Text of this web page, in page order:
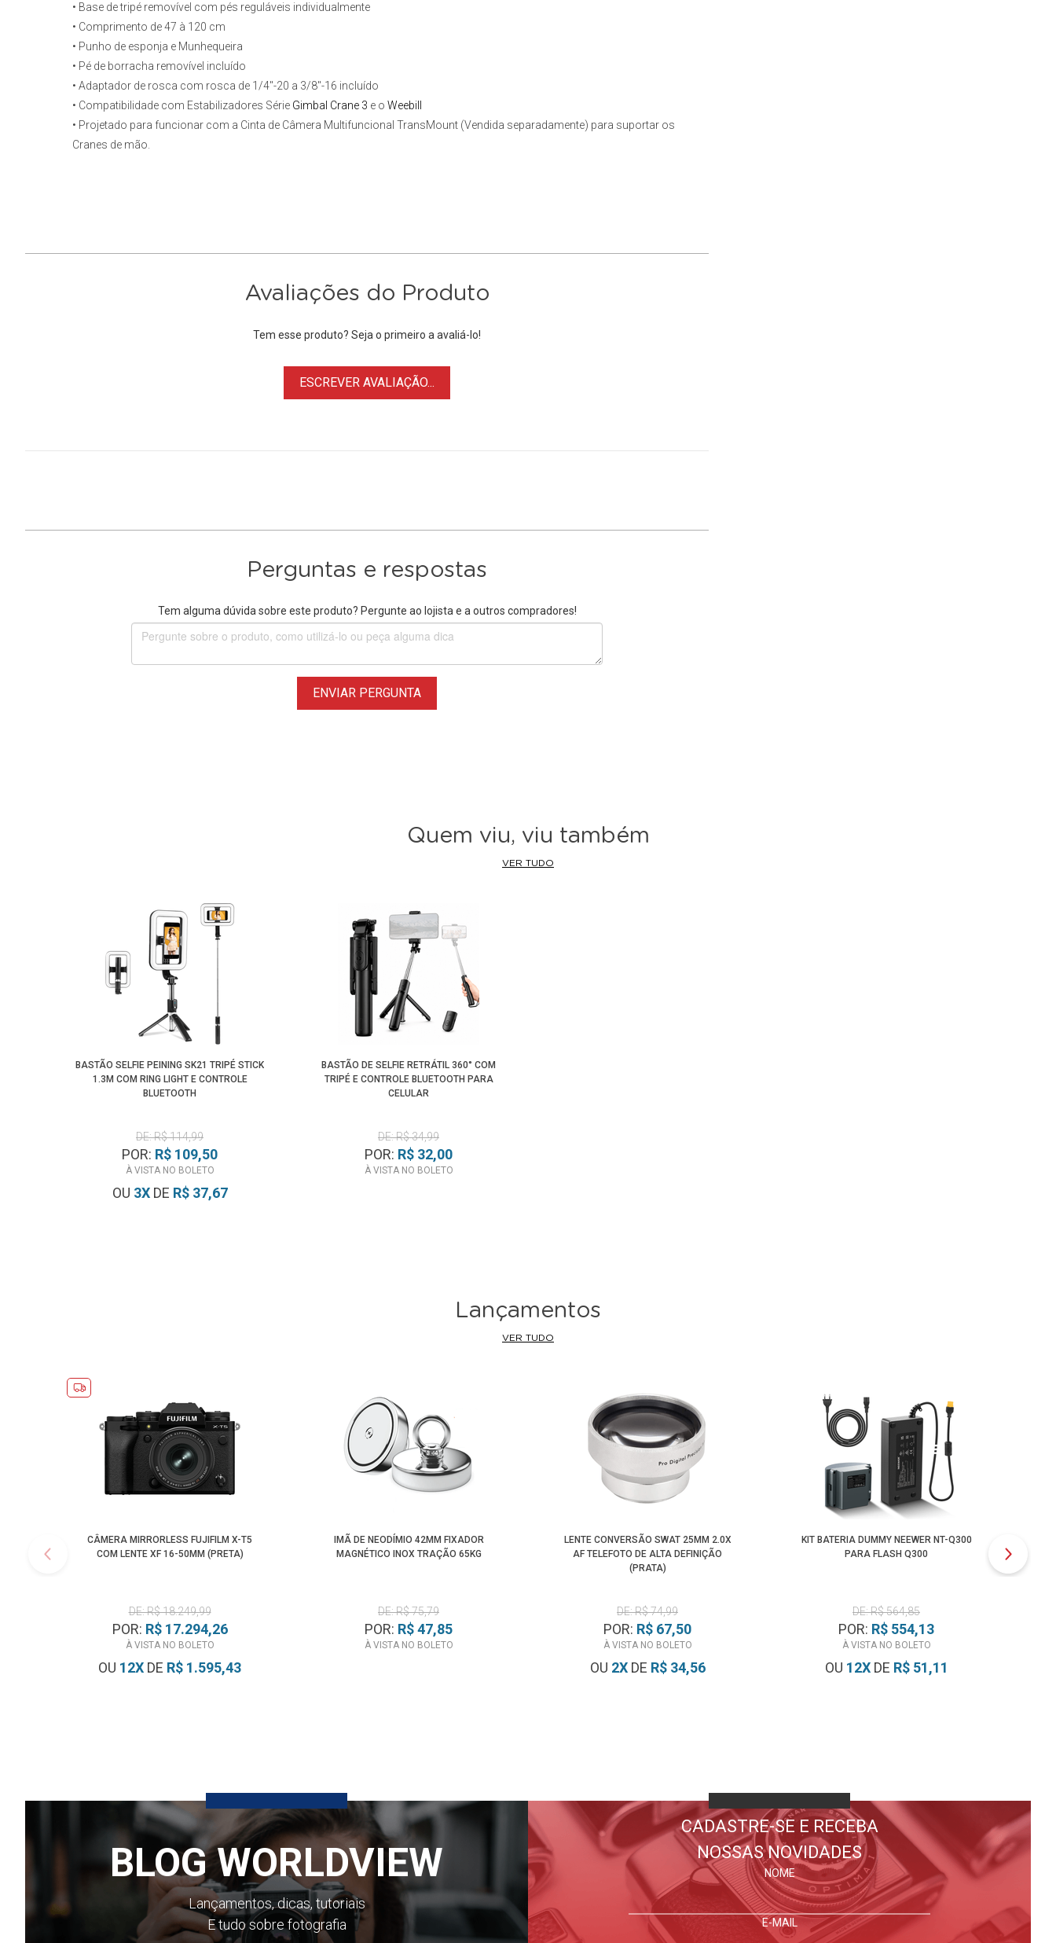
• Base de tripé removível com pés reguláveis individualmente
• Comprimento de 47 à 120 cm
• Punho de esponja e Munhequeira
• Pé de borracha removível incluído
• Adaptador de rosca com rosca de 1/4"-20 a 3/8"-16 incluído
• Compatibilidade com Estabilizadores Série Gimbal Crane 3 e o Weebill
• Projetado para funcionar com a Cinta de Câmera Multifuncional TransMount (Vendida separadamente) para suportar os
Cranes de mão.
Avaliações do Produto
Tem esse produto? Seja o primeiro a avaliá-lo!
ESCREVER AVALIAÇÃO...
Perguntas e respostas
Tem alguma dúvida sobre este produto? Pergunte ao lojista e a outros compradores!
ENVIAR PERGUNTA
Quem viu, viu também
VER TUDO
BASTÃO SELFIE PEINING SK21 TRIPÉ STICK
1.3M COM RING LIGHT E CONTROLE
BLUETOOTH
DE: R$ 114,99
POR: R$ 109,50
À VISTA NO BOLETO
OU 3XDE R$ 37,67
BASTÃO DE SELFIE RETRÁTIL 360° COM
TRIPÉ E CONTROLE BLUETOOTH PARA
CELULAR
DE: R$ 34,99
POR: R$ 32,00
À VISTA NO BOLETO
Lançamentos
VER TUDO
CÂMERA MIRRORLESS FUJIFILM X-T5
COM LENTE XF 16-50MM (PRETA)
DE: R$ 18.249,99
POR: R$ 17.294,26
À VISTA NO BOLETO
OU 12X DE R$ 1.595,43
IMÃ DE NEODÍMIO 42MM FIXADOR
MAGNÉTICO INOX TRAÇÃO 65KG
DE: R$ 75,79
POR: R$ 47,85
À VISTA NO BOLETO
LENTE CONVERSÃO SWAT 25MM 2.0X
AF TELEFOTO DE ALTA DEFINIÇÃO
(PRATA)
DE: R$ 74,99
POR: R$ 67,50
À VISTA NO BOLETO
OU 2XDE R$ 34,56
KIT BATERIA DUMMY NEEWER NT-Q300
PARA FLASH Q300
DE: R$ 564,85
POR: R$ 554,13
À VISTA NO BOLETO
OU 12XDE R$ 51,11
BLOG WORLDVIEW
Lançamentos, dicas, tutoriais
E tudo sobre fotografia
CADASTRE-SE E RECEBA
NOSSAS NOVIDADES
NOME
E-MAIL